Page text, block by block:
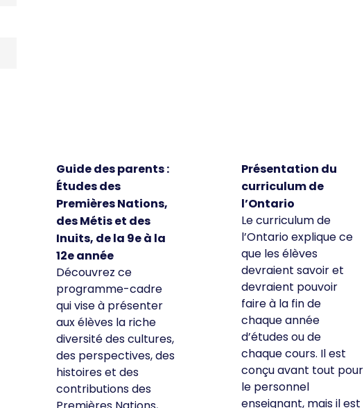
Guide des parents :
Études des
Premières Nations,
des Métis et des
Inuits, de la 9e à la
12e année
Découvrez ce
programme-cadre
qui vise à présenter
aux élèves la riche
diversité des cultures,
des perspectives, des
histoires et des
contributions des
Présentation du
curriculum de
l’Ontario
Le curriculum de
l’Ontario explique ce
que les élèves
devraient savoir et
devraient pouvoir
faire à la fin de
chaque année
d’études ou de
chaque cours. Il est
conçu avant tout pour
le personnel
enseignant, mais il est